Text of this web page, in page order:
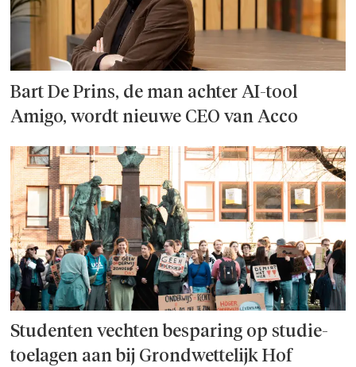
Bart De Prins, de man achter AI-tool
Amigo, wordt nieuwe CEO van Acco
Studenten vechten besparing op studie­
toelagen aan bij Grondwettelijk Hof